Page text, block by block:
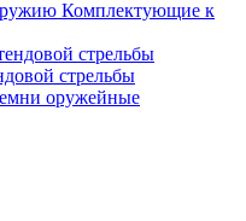
Комплектующие к
стрельбы
оружейные